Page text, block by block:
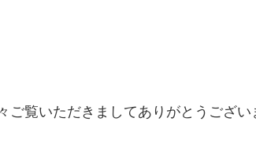
覧いただきましてありがとうござい